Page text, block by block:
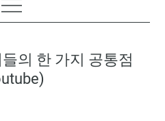
의 한 가지 공통점